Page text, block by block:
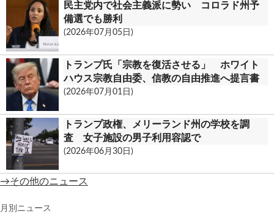
民主党内で社会主義派に勢い コロラド州予
備選でも勝利
(2026年07月05日)
トランプ氏「宗教を復活させる」 ホワイト
ハウス宗教自由委、信教の自由推進へ提言書
(2026年07月01日)
トランプ政権、メリーランド州の学校を調
査 女子施設の男子利用容認で
(2026年06月30日)
→その他のニュース
月別ニュース